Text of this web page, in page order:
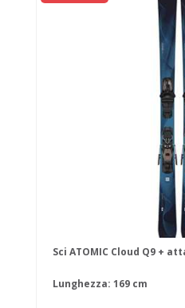
Sci ATOMIC Cloud Q9 +
Lunghezza: 169 cm